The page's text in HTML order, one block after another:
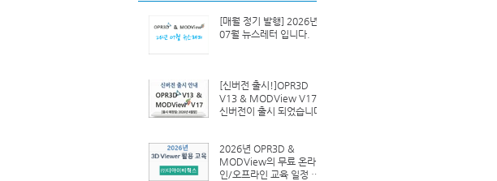
[매월 정기 발행] 2026년
07월 뉴스레터 입니다.
[신버전 출시!]OPR3D
V13 & MODView V17
신버전이 출시 되었습니다.
2026년 OPR3D &
MODView의 무료 온라
인/오프라인 교육 일정 안